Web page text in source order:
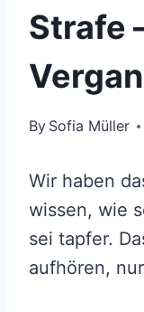
Strafe
By Sofia Müller
Wir haben
wissen, wie
sei tapfer.
aufhören,